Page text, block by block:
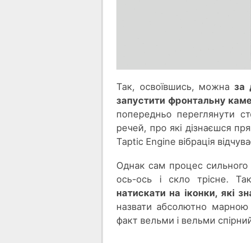
Так, освоївшись, можназа
запустити фронтальну
попередньо переглянути
речей, про які дізнаєшся
Taptic Engine вібрація
Однак сам процес сильного
ось-ось і скло трісне.
натискати на іконки, які
назвати абсолютно марною
факт вельми і вельми